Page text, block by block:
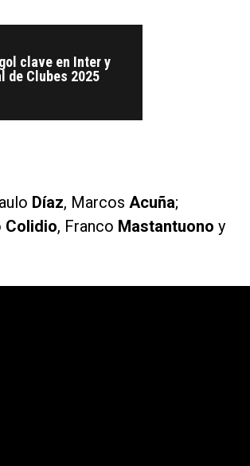
clave en Inter y
de Clubes 2025
Díaz, Marcos Acuña;
Colidio, Franco Mastantuono y